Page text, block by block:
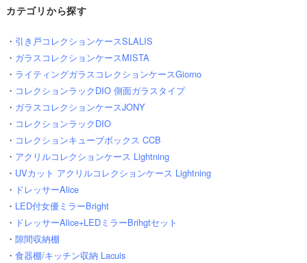
カテゴリから探す
・ 引き戸コレクションケースSLALIS
・ ガラスコレクションケースMISTA
・ ライティングガラスコレクションケースGiorno
・ コレクションラックDIO 側面ガラスタイプ
・ ガラスコレクションケースJONY
・ コレクションラックDIO
・ コレクションキューブボックス CCB
・ アクリルコレクションケース Lightning
・ UVカット アクリルコレクションケース Lightning
・ ドレッサーAlice
・ LED付女優ミラーBright
・ ドレッサーAlice+LEDミラーBrihgtセット
・ 隙間収納棚
・ 食器棚/キッチン収納 Lacuis